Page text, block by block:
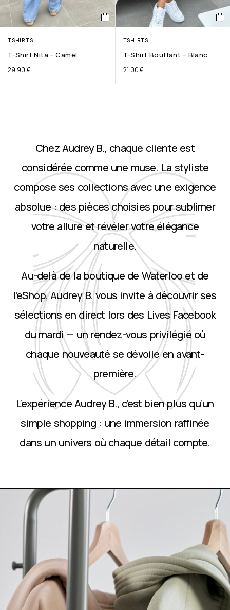
TSHIRTS
T-Shirt Nita – Camel
29.90 €
TSHIRTS
T-Shirt Bouffant – Blanc
21.00€
Chez Audrey B., chaque cliente est
considérée comme une muse. La styliste
compose ses collections avec une exigence
absolue : des pièces choisies pour sublimer
votre allure et révéler votre élégance
naturelle.
Au-delà de la boutique de Waterloo et de
l’eShop, Audrey B. vous invite à découvrir ses
sélections en direct lors des Lives Facebook
du mardi — un rendez-vous privilégié où
chaque nouveauté se dévoile en avant-
première.
L’expérience Audrey B., c’est bien plus qu’un
simple shopping : une immersion raffinée
dans un univers où chaque détail compte.